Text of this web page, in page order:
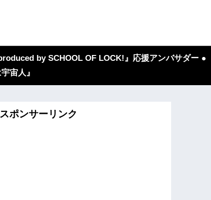
by SCHOOL OF LOCK!』応援アンバサダー ●
宙人』
スポンサーリンク